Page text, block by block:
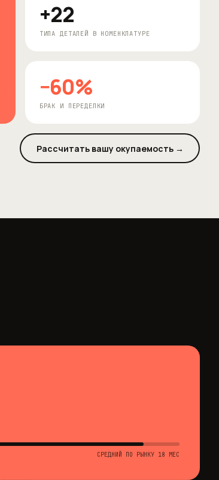
+22
ТИПА ДЕТАЛЕЙ В НОМЕНКЛАТУРЕ
−60%
БРАК И ПЕРЕДЕЛКИ
Рассчитать вашу окупаемость →
СРЕДНИЙ ПО РЫНКУ 18 МЕС